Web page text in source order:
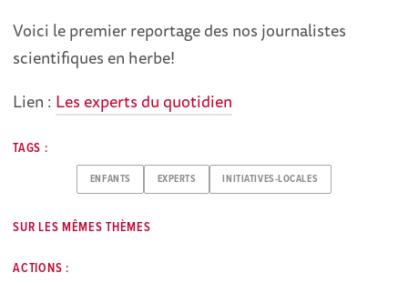
Voici le premier reportage des nos journalistes
scientifiques en herbe!
Lien : Les experts du quotidien
TAGS :
ENFANTS EXPERTS INITIATIVES-LOCALES
SUR LES MÊMES THÈMES
ACTIONS :